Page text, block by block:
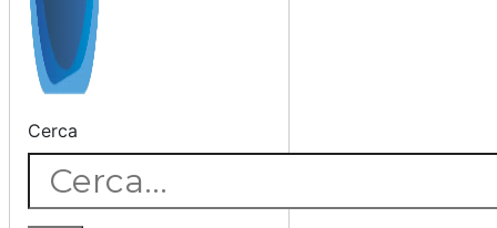
Cerca